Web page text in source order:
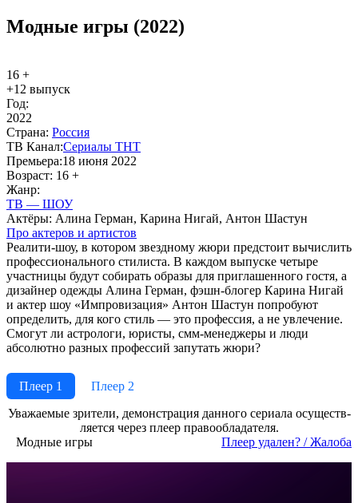
Модные игры (2022)
16 +
+12 выпуск
Год:
2022
Стра­на: Рос­сия
ТВ Ка­нал:Се­риа­лы ТНТ
Пре­мье­ра:18 июня 2022
Воз­раст: 16 +
Жанр:
ТВ — ШОУ
Ак­тё­ры: Алина Герман, Карина Нигай, Антон Шастун
Про ак­те­ров и ар­ти­стов
Реалити-шоу, в котором звездному жюри предстоит вычислить
профессионального стилиста. В каждом выпуске четыре
участницы будут собирать образы для приглашенного гостя, а
дизайнер одежды Алина Герман, фэшн-блогер Карина Нигай
и актер шоу «Импровизация» Антон Шастун попробуют
определить, для кого стиль — это профессия, а не увлечение.
Смогут ли астрологи, юристы, смм-менеджеры и люди
абсолютно разных профессий запутать жюри?
Плеер 1
Плеер 2
Ува­жае­мые зри­те­ли, де­мон­ст­ра­ция дан­но­го се­риа­ла осу­ще­ст­в­
ля­ет­ся че­рез пле­ер пра­во­об­ла­да­те­ля.
Модные игры
Пле­ер уда­лен? / Жа­ло­ба